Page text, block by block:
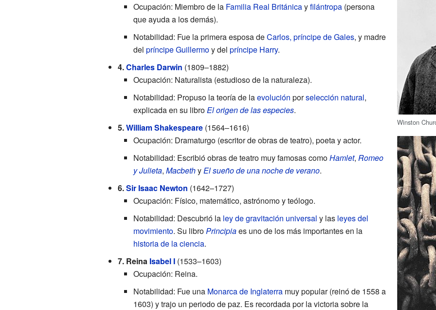
Winston
Ocupación: Miembro de la Familia Real Británicayfilántropa(persona
que ayuda a los demás).
Notabilidad: Fue la primera esposa deCarlos, príncipe de Gales, y madre
del príncipe Guillermoy del príncipe Harry.
4.Charles Darwin (1809–1882)
Ocupación: Naturalista (estudioso de la naturaleza).
Notabilidad: Propuso la teoría de laevolución porselección natural,
explicada en su libroEl origen de las especies.
5.William Shakespeare(1564–1616)
Ocupación: Dramaturgo (escritor de obras de teatro), poeta y actor.
Notabilidad: Escribió obras de teatro muy famosas comoHamlet, Romeo
y Julieta, MacbethyEl sueño de una noche de verano.
6.Sir Isaac Newton (1642–1727)
Ocupación: Físico, matemático, astrónomo y teólogo.
Notabilidad: Descubrió la ley de gravitación universal y las leyes del
movimiento. Su libroPrincipiaes uno de los más importantes en la
historia de la ciencia.
7. Reina Isabel I(1533–1603)
Ocupación: Reina.
Notabilidad: Fue una Monarca de Inglaterramuy popular (reinó de 1558 a
1603) y trajo un periodo de paz. Es recordada por la victoria sobre la